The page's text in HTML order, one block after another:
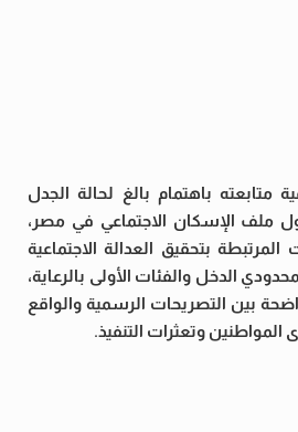
متابعته باهتمام بالغ لحالة الجدل
ملف الإسكان الاجتماعي في مصر،
المرتبطة بتحقيق العدالة الاجتماعية
الدخل والفئات الأولى بالرعاية،
بين التصريحات الرسمية والواقع
وتعثرات التنفيذ.